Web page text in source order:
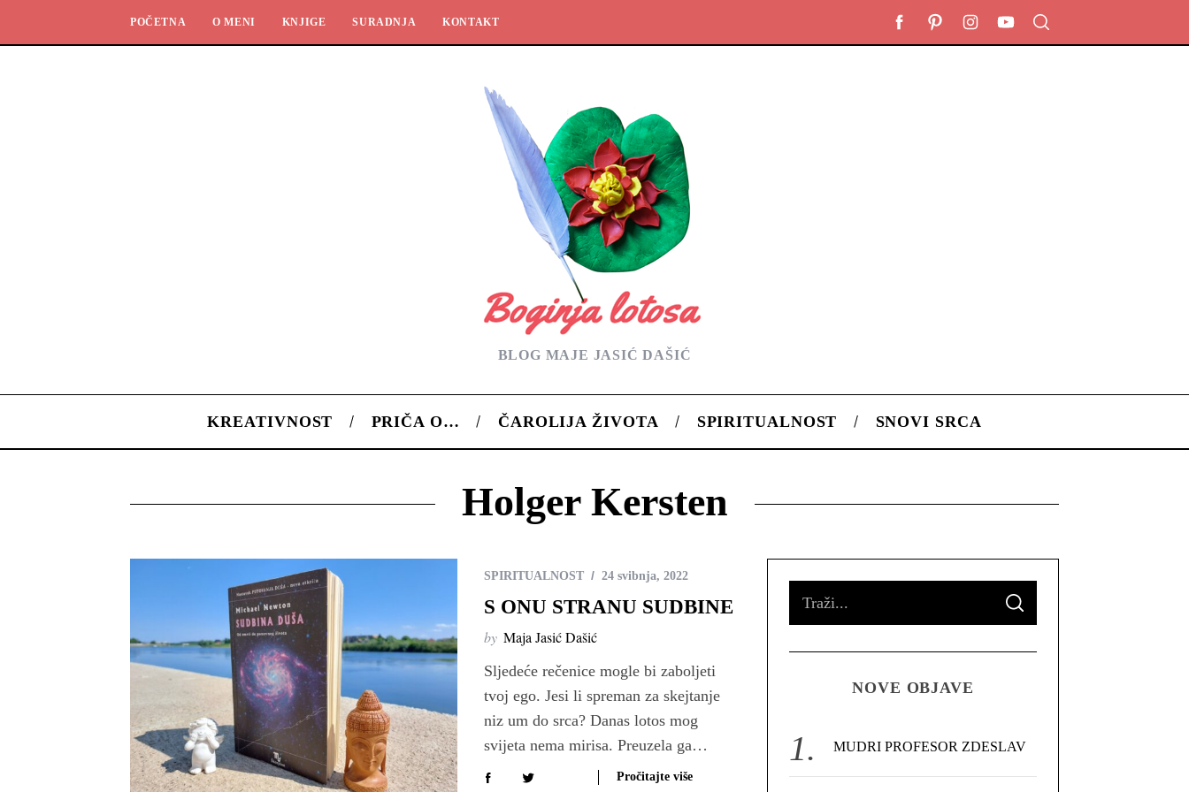
POČETNA O MENI KNJIGE SURADNJA KONTAKT
BLOG MAJE JASIĆ DAŠIĆ
KREATIVNOST PRIČA O… ČAROLIJA ŽIVOTA SPIRITUALNOST SNOVI SRCA
Holger Kersten
SPIRITUALNOST 24 svibnja, 2022
S ONU STRANU SUDBINE
by Maja Jasić Dašić
Sljedeće rečenice mogle bi zaboljeti
tvoj ego. Jesi li spreman za skejtanje
niz um do srca? Danas lotos mog
svijeta nema mirisa. Preuzela ga…
Pročitajte više
o
S
A
C
NOVE OBJAVE
MUDRI PROFESOR ZDESLAV